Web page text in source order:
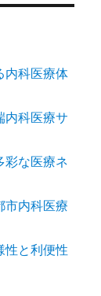
内科医療体
内科医療サ
彩な医療ネ
市内科医療
性と利便性